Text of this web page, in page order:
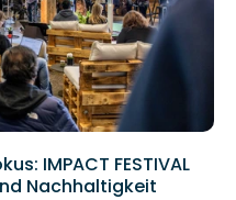
IMPACT FESTIVAL
Nachhaltigkeit